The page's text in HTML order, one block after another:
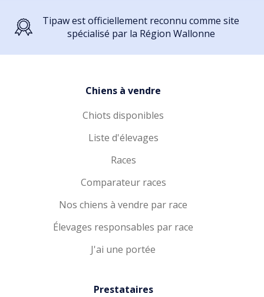
Tipaw est officiellement reconnu comme site
spécialisé par la Région Wallonne
Chiens à vendre
Chiots disponibles
Liste d'élevages
Races
Comparateur races
Nos chiens à vendre par race
Élevages responsables par race
J'ai une portée
Prestataires